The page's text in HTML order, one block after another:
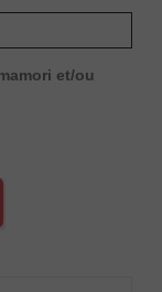
et/ou